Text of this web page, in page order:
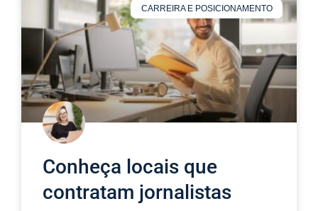
CARREIRA E POSICIONAMENTO
Conheça locais que
contratam jornalistas